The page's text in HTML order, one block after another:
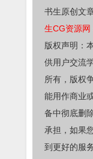
书生原创文
生CG资源网
版权声明：
供用户交流
所有，版权
能用作商业
备中彻底删
承担，如果
到更好的服